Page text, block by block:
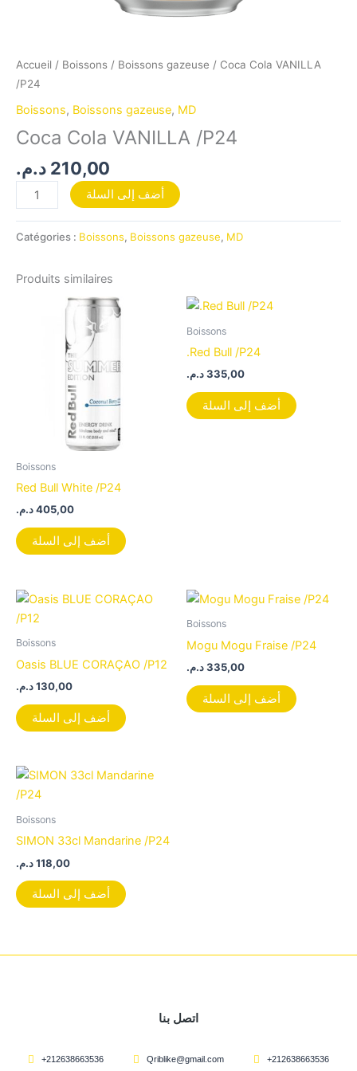
Accueil / Boissons / Boissons gazeuse / Coca Cola VANILLA
/P24
Boissons, Boissons gazeuse, MD
Coca Cola VANILLA /P24
210,00 د.م.
أضف إلى السلة
Catégories : Boissons, Boissons gazeuse, MD
Produits similaires
Boissons
Red Bull White /P24
405,00د.م.
أضف إلى السلة
Boissons
.Red Bull /P24
335,00د.م.
أضف إلى السلة
Boissons
Oasis BLUE CORAÇAO /P12
130,00د.م.
أضف إلى السلة
Boissons
Mogu Mogu Fraise /P24
335,00د.م.
أضف إلى السلة
Boissons
SIMON 33cl Mandarine /P24
118,00د.م.
أضف إلى السلة
اتصل بنا
+212638663536 Qriblike@gmail.com +212638663536